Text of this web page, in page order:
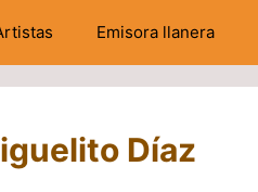
Emisora llanera
Díaz